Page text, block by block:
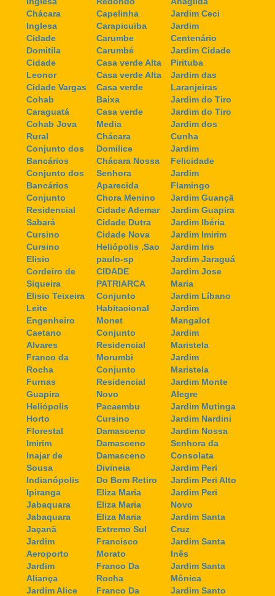
Chácara
Inglesa
Cidade
Domitila
Cidade
Leonor
Cidade Vargas
Cohab
Caraguatá
Cohab Jova
Rural
Conjunto dos
Bancários
Conjunto dos
Bancários
Conjunto
Residencial
Sabará
Cursino
Cursino
Elisio
Cordeiro de
Siqueira
Elisio Teixeira
Leite
Engenheiro
Caetano
Alvares
Franco da
Rocha
Furnas
Guapira
Heliópolis
Horto
Florestal
Imirim
Inajar de
Sousa
Indianópolis
Ipiranga
Jabaquara
Jabaquara
Jaçanã
Jardim
Aeroporto
Jardim
Aliança
Jardim Alice
Capelinha
Carapicuiba
Carumbe
Carumbé
Casa verde Alta
Casa verde Alta
Casa verde
Baixa
Casa verde
Media
Chácara
Domilice
Chácara Nossa
Senhora
Aparecida
Chora Menino
Cidade Ademar
Cidade Dutra
Cidade Nova
Heliópolis ,Sao
paulo-sp
CIDADE
PATRIARCA
Conjunto
Habitacional
Monet
Conjunto
Residencial
Morumbi
Conjunto
Residencial
Novo
Pacaembu
Cursino
Damasceno
Damasceno
Damasceno
Divineia
Do Bom Retiro
Eliza Maria
Eliza Maria
Eliza Maria
Extremo Sul
Francisco
Morato
Franco Da
Rocha
Franco Da
Jardim Ceci
Jardim
Centenário
Jardim Cidade
Pirituba
Jardim das
Laranjeiras
Jardim do Tiro
Jardim do Tiro
Jardim dos
Cunha
Jardim
Felicidade
Jardim
Flamingo
Jardim Guançã
Jardim Guapira
Jardim Ibéria
Jardim Imirim
Jardim Iris
Jardim Jaraguá
Jardim Jose
Maria
Jardim Líbano
Jardim
Mangalot
Jardim
Maristela
Jardim
Maristela
Jardim Monte
Alegre
Jardim Mutinga
Jardim Nardini
Jardim Nossa
Senhora da
Consolata
Jardim Peri
Jardim Peri Alto
Jardim Peri
Novo
Jardim Santa
Cruz
Jardim Santa
Inês
Jardim Santa
Mônica
Jardim Santo